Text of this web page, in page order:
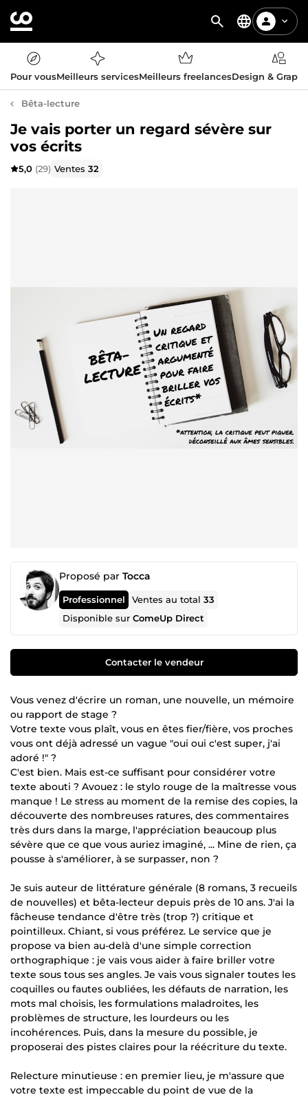
Pour vousMeilleurs servicesMeilleurs freelancesDesign &
Bêta-lecture
Je vais porter un regard sévère sur
vos écrits
5,0 (29) Ventes32
Proposé par Tocca
Professionnel Ventes au total33
Disponible surComeUp Direct
Contacter le vendeur
Vous venez d'écrire un roman, une nouvelle, un mémoire
ou rapport de stage ?
Votre texte vous plaît, vous en êtes fier/fière, vos proches
vous ont déjà adressé un vague "oui oui c'est super, j'ai
adoré !" ?
C'est bien. Mais est-ce suffisant pour considérer votre
texte abouti ? Avouez : le stylo rouge de la maîtresse vous
manque ! Le stress au moment de la remise des copies, la
découverte des nombreuses ratures, des commentaires
très durs dans la marge, l'appréciation beaucoup plus
sévère que ce que vous auriez imaginé, ... Mine de rien, ça
pousse à s'améliorer, à se surpasser, non ?
Je suis auteur de littérature générale (8 romans, 3 recueils
de nouvelles) et bêta-lecteur depuis près de 10 ans. J'ai la
fâcheuse tendance d'être très (trop ?) critique et
pointilleux. Chiant, si vous préférez. Le service que je
propose va bien au-delà d'une simple correction
orthographique : je vais vous aider à faire briller votre
texte sous tous ses angles. Je vais vous signaler toutes les
coquilles ou fautes oubliées, les défauts de narration, les
mots mal choisis, les formulations maladroites, les
problèmes de structure, les lourdeurs ou les
incohérences. Puis, dans la mesure du possible, je
proposerai des pistes claires pour la réécriture du texte.
Relecture minutieuse : en premier lieu, je m'assure que
votre texte est impeccable du point de vue de la